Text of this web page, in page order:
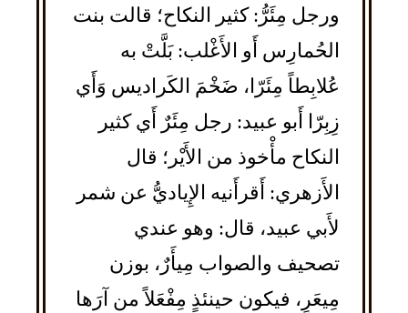
ورجل مِئَرُّ: كثير النكاح؛ قالت بنت
الحُمارِس أَو الأَغْلب: بَلَّتْ به
عُلابِطاً مِئَرّا، ضَخْمَ الكَراديس وَأَي
زِبِرّا أَبو عبيد: رجل مِئَرٌ أَي كثير
النكاح مأْخوذ من الأَيْر؛ قال
الأَزهري: أَقرأَنيه الإِياديُّ عن شمر
لأَبي عبيد، قال: وهو عندي
تصحيف والصواب مِيأَرٌ، بوزن
مِيعَرٍ، فيكون حينئذٍ مِفْعَلاً من آرَها